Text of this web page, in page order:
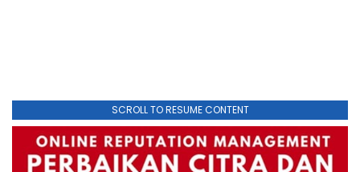
SCROLL TO RESUME CONTENT